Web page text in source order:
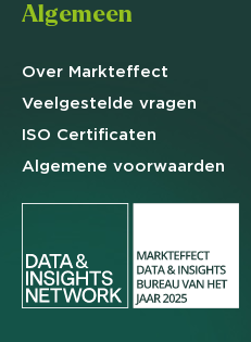
Algemeen
Over Markteffect
Veelgestelde vragen
ISO Certificaten
Algemene voorwaarden